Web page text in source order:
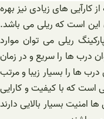
کارآیی های زیادی نیز بهره
است که ریلی می باشد.
ریلی می توان موارد
درب ها را سریع و در زمان
ها را بسیار زیبا و مرتب
که با کیفیت و کارایی
امنیت بسیار بالایی دارند